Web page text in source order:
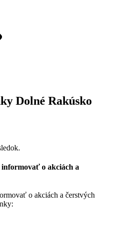
Dolné Rakúsko
informovať o akciách a
o akciách a čerstvých